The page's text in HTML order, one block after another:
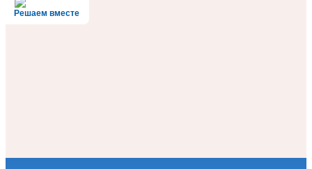
Решаем вместе